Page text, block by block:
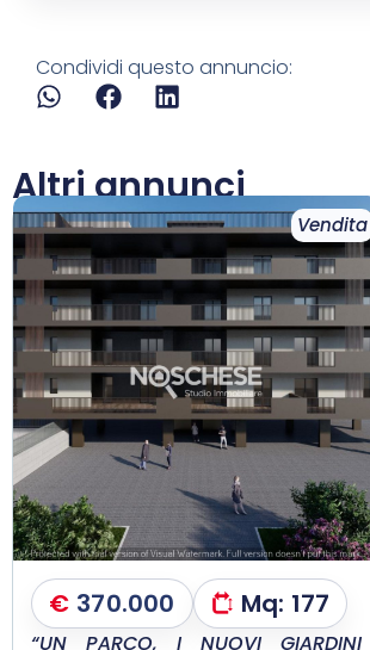
Condividi questo annuncio:
Altri annunci
Vendita
€ 370.000 Mq: 177
“UN PARCO, I NUOVI GIARDINI